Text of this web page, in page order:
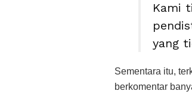
Kami
yang
Sementara itu,
berkomentar